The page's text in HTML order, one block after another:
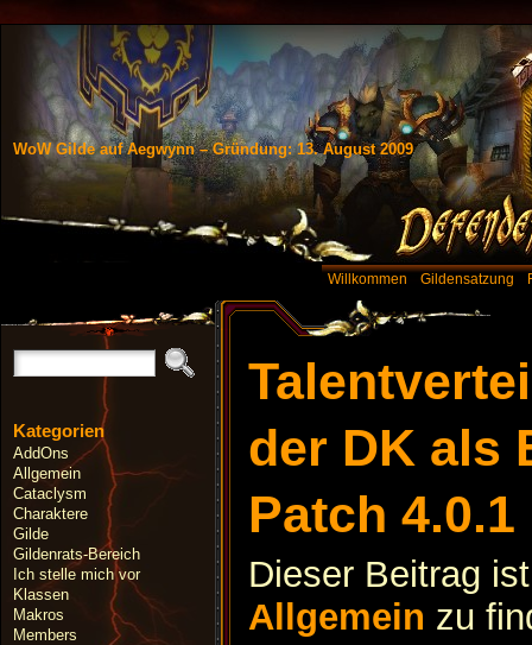
WoW Gilde auf Aegwynn – Gründung: 13. August 2009
Willkommen Gildensatzung
Kategorien
AddOns
Allgemein
Cataclysm
Charaktere
Gilde
Gildenrats-Bereich
Ich stelle mich vor
Klassen
Makros
Members
der DK als
Patch 4.0.1
Dieser Beitrag
Allgemein zu